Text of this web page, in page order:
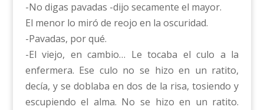
-No digas pavadas -dijo secamente el mayor.
El menor lo miró de reojo en la oscuridad.
-Pavadas, por qué.
-El viejo, en cambio… Le tocaba el culo a la
enfermera. Ese culo no se hizo en un ratito,
decía, y se doblaba en dos de la risa, tosiendo y
escupiendo el alma. No se hizo en un ratito.